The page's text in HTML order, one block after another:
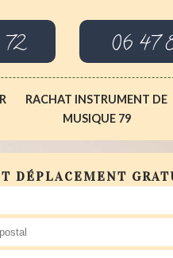
06 47
RACHAT INSTRUMENT DE
MUSIQUE 79
DÉPLACEMENT